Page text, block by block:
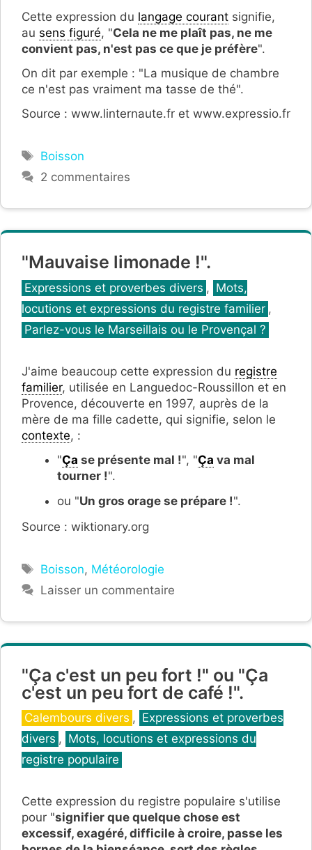
Cette expression du langage courant signifie,
au sens figuré, "Cela ne me plaît pas, ne me
convient pas, n'est pas ce que je préfère".
On dit par exemple : "La musique de chambre
ce n'est pas vraiment ma tasse de thé".
Source : www.linternaute.fr et www.expressio.fr
Étiquettes
Boisson
2 commentaires
"Mauvaise limonade !".
Catégories
Expressions et proverbes divers , Mots,
locutions et expressions du registre familier ,
Parlez-vous le Marseillais ou le Provençal ?
J'aime beaucoup cette expression du registre
familier, utilisée en Languedoc-Roussillon et en
Provence, découverte en 1997, auprès de la
mère de ma fille cadette, qui signifie, selon le
contexte, :
"Ça se présente mal !", "Ça va mal
tourner !".
ou "Un gros orage se prépare !".
Source : wiktionary.org
Étiquettes
Boisson, Météorologie
Laisser un commentaire
"Ça c'est un peu fort !" ou "Ça
c'est un peu fort de café !".
Catégories
Calembours divers , Expressions et proverbes
divers , Mots, locutions et expressions du
registre populaire
Cette expression du registre populaire s'utilise
pour "signifier que quelque chose est
excessif, exagéré, difficile à croire, passe les